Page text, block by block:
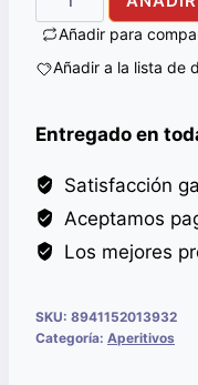
DANISH
MIX
350G
cantidad
Añadir para
Añadir a la lista de
Entregado en
Satisfacción
Aceptamos
Los mejores
SKU: 8941152013932
Categoría: Aperitivos